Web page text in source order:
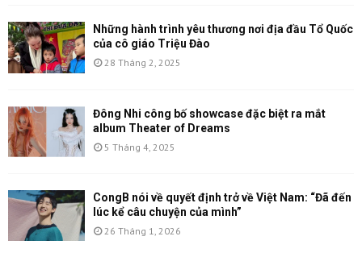
Những hành trình yêu thương nơi địa đầu Tổ Quốc
của cô giáo Triệu Đào
28 Tháng 2, 2025
Đông Nhi công bố showcase đặc biệt ra mắt
album Theater of Dreams
5 Tháng 4, 2025
CongB nói về quyết định trở về Việt Nam: “Đã đến
lúc kể câu chuyện của mình”
26 Tháng 1, 2026